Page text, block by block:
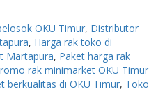
OKU Timur, Distributor
, Harga rak toko di
Martapura, Paket harga rak
rak minimarket OKU Timur
berkualitas di OKU Timur, Toko